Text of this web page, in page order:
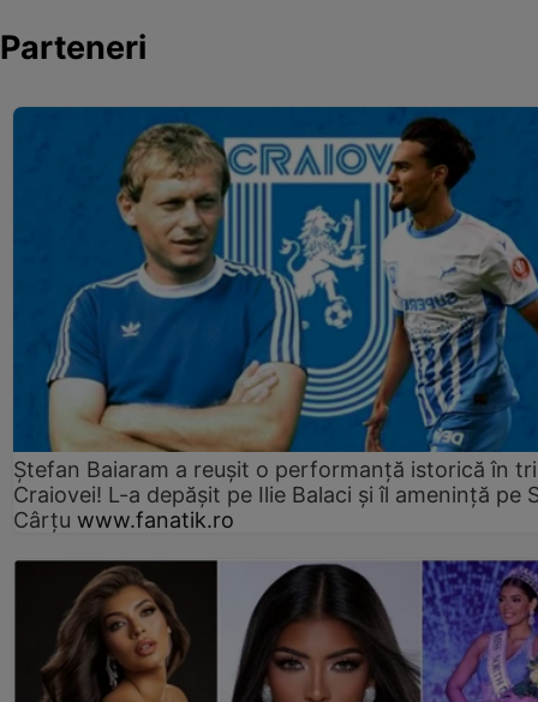
Parteneri
Ștefan Baiaram a reușit o performanță istorică în
Craiovei! L-a depășit pe Ilie Balaci și îl amenință pe
Cârțu www.fanatik.ro